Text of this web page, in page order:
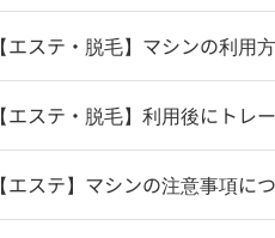
【エステ・脱毛】マシンの利用
【エステ・脱毛】利用後にトレ
【エステ】マシンの注意事項に